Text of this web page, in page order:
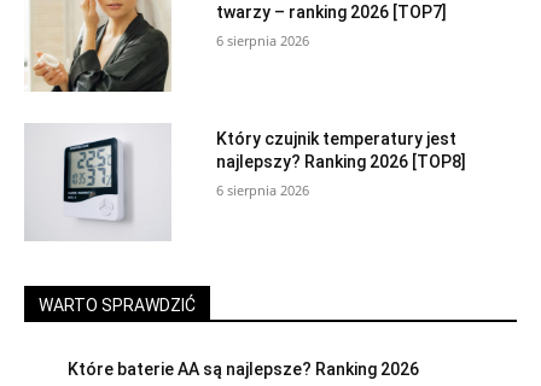
twarzy – ranking 2026 [TOP7]
6 sierpnia 2026
Który czujnik temperatury jest
najlepszy? Ranking 2026 [TOP8]
6 sierpnia 2026
WARTO SPRAWDZIĆ
Które baterie AA są najlepsze? Ranking 2026